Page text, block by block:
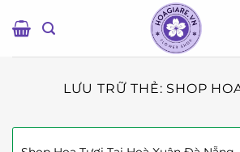
qua
LƯU TRỮ THẺ: SHOP